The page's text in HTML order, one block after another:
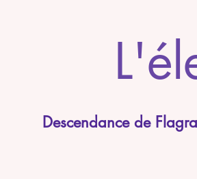
Descendance de